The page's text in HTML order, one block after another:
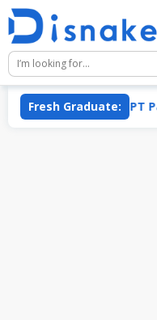
Skip
content
Fresh Graduate:
PT